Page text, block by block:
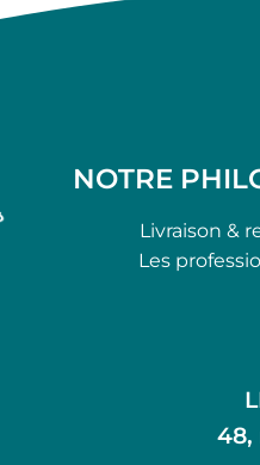
NOTRE
Livraison &
Les
48,